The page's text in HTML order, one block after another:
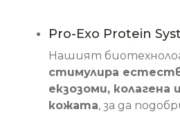
Pro-Exo Protein
Нашият
стимулира
екзозоми, колагена
кожата, за да